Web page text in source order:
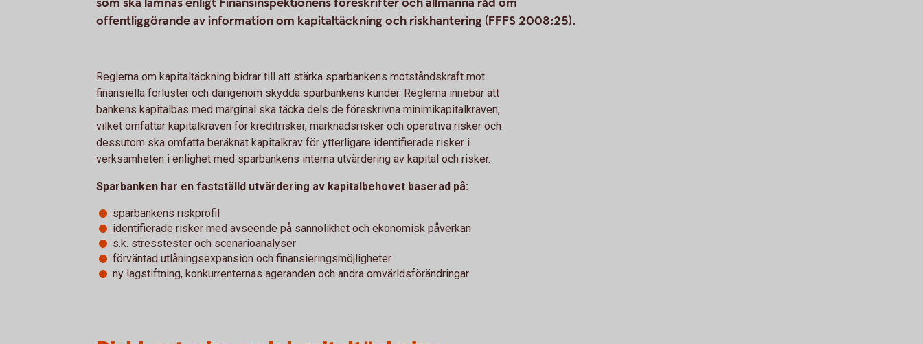
offentliggörande av information om kapitaltäckning och riskhantering (FFFS 2008:25).
Reglerna om kapitaltäckning bidrar till att stärka sparbankens motståndskraft mot
finansiella förluster och därigenom skydda sparbankens kunder. Reglerna innebär att
bankens kapitalbas med marginal ska täcka dels de föreskrivna minimikapitalkraven,
vilket omfattar kapitalkraven för kreditrisker, marknadsrisker och operativa risker och
dessutom ska omfatta beräknat kapitalkrav för ytterligare identifierade risker i
verksamheten i enlighet med sparbankens interna utvärdering av kapital och risker.
Sparbanken har en fastställd utvärdering av kapitalbehovet baserad på:
sparbankens riskprofil
identifierade risker med avseende på sannolikhet och ekonomisk påverkan
s.k. stresstester och scenarioanalyser
förväntad utlåningsexpansion och finansieringsmöjligheter
ny lagstiftning, konkurrenternas ageranden och andra omvärldsförändringar